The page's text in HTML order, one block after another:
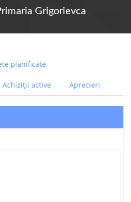
Grigorievca
planificate
Achiziții active Aprecieri